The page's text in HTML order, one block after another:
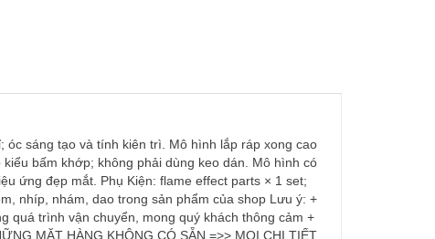
sáng tạo và tính kiên trì. Mô hình lắp ráp xong cao
bấm khớp; không phải dùng keo dán. Mô hình có
ứng đẹp mắt. Phụ Kiện: flame effect parts × 1 set;
nhíp, nhám, dao trong sản phẩm của shop Lưu ý: +
quá trình vận chuyển, mong quý khách thông cảm +
MẶT HÀNG KHÔNG CÓ SẴN =>> MỌI CHI TIẾT